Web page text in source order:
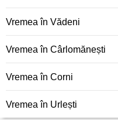
Vremea în Vădeni
Vremea în Cârlomănești
Vremea în Corni
Vremea în Urlești